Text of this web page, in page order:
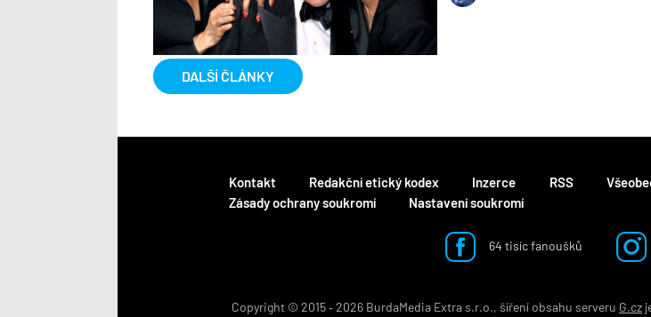
DALŠÍ ČLÁNKY
Kontakt Redakční etický kodex Inzerce RSS
Zásady ochrany soukromí
Nastavení soukromí
64 tisíc fanoušků
Copyright © 2015 ‐ 2026 BurdaMedia Extra s.r.o., šíření obsahu serveru G.cz